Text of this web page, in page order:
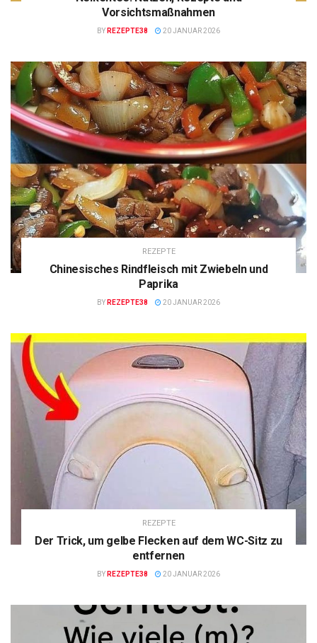
Vorsichtsmaßnahmen
BY REZEPTE38 20 JANUAR 2026
REZEPTE
Chinesisches Rindfleisch mit Zwiebeln und
Paprika
BY REZEPTE38 20 JANUAR 2026
REZEPTE
Der Trick, um gelbe Flecken auf dem WC-Sitz zu
entfernen
BY REZEPTE38 20 JANUAR 2026